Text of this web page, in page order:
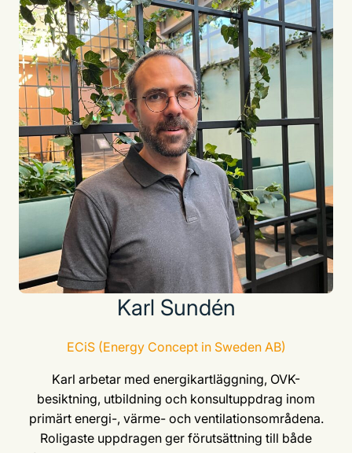
Karl Sundén
ECiS (Energy Concept in Sweden AB)
Karl arbetar med energikartläggning, OVK-
besiktning, utbildning och konsultuppdrag inom
primärt energi-, värme- och ventilationsområdena.
Roligaste uppdragen ger förutsättning till både